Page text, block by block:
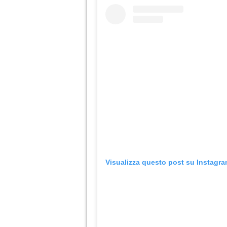
Visualizza questo post su